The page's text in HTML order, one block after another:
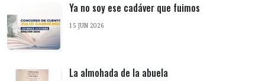
Ya no soy ese cadáver que fuimos
15 JUN 2026
La almohada de la abuela